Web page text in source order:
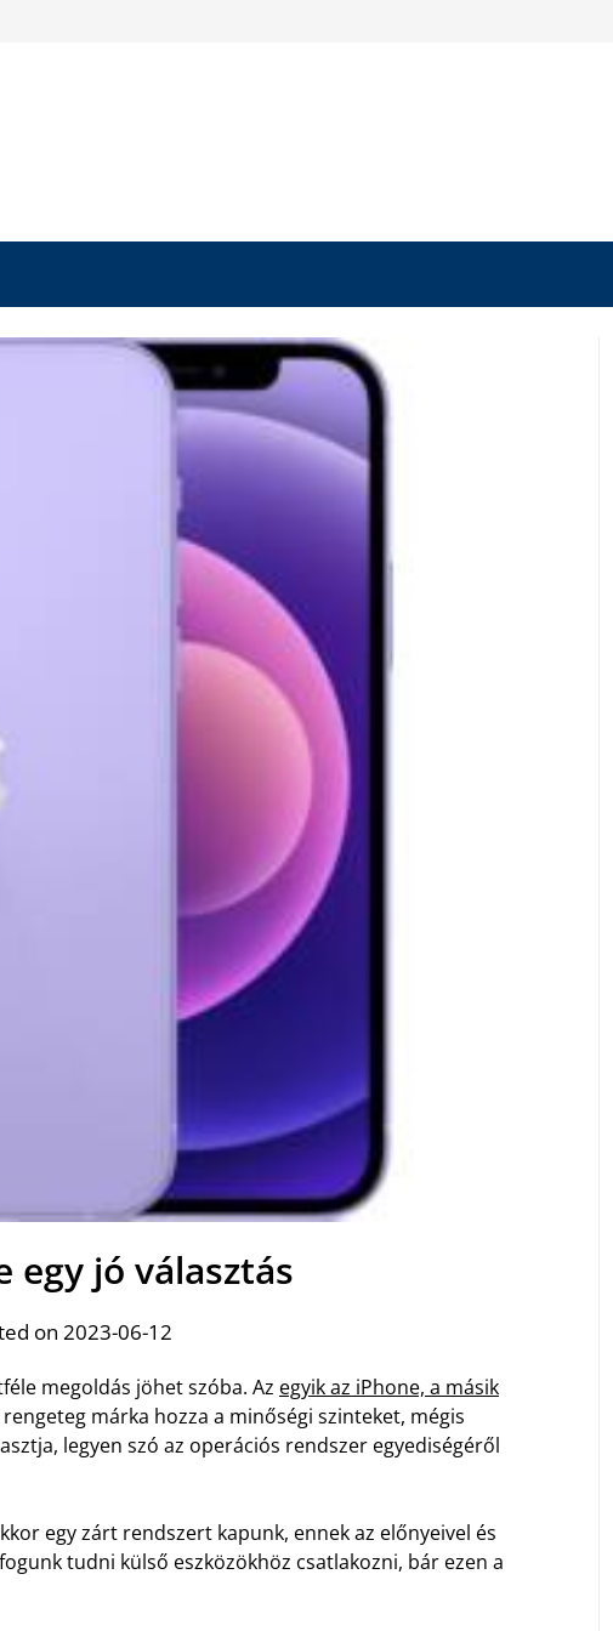
egy jó választás
on 2023-06-12
megoldás jöhet szóba. Az egyik az iPhone, a másik
márka hozza a minőségi szinteket, mégis
legyen szó az operációs rendszer egyediségéről
egy zárt rendszert kapunk, ennek az előnyeivel és
tudni külső eszközökhöz csatlakozni, bár ezen a